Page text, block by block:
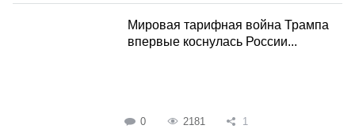
Мировая тарифная война Трампа
впервые коснулась России...
0 2181 1